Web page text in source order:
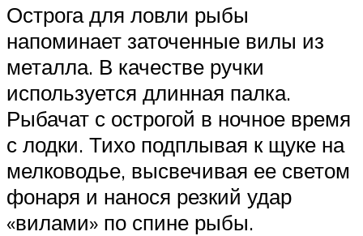
Острога для ловли рыбы
напоминает заточенные вилы из
металла. В качестве ручки
используется длинная палка.
Рыбачат с острогой в ночное время
с лодки. Тихо подплывая к щуке на
мелководье, высвечивая ее светом
фонаря и нанося резкий удар
«вилами» по спине рыбы.